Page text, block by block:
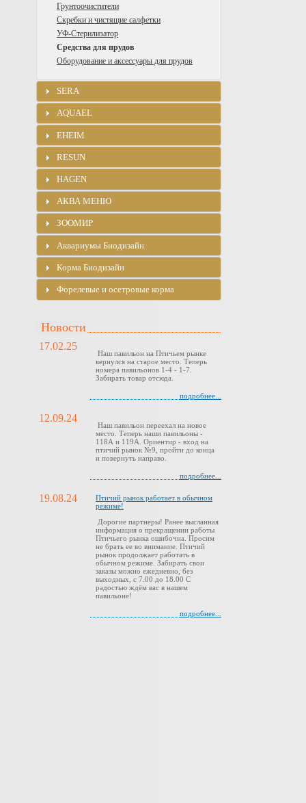
Грунтоочистители
Скребки и чистящие салфетки
УФ-Стерилизатор
Средства для прудов
Оборудование и аксессуары для прудов
SERA
AQUAEL
EHEIM
RESUN
HAGEN
АКВА МЕНЮ
ЗООМИР
Аквариумы Биодизайн
Корма Биодизайн
Форелевые и осетровые корма
Новости
17.02.25
Наш павильон на Птичьем рынке
вернулся на старое место. Теперь
номера павильонов 1-4 - 1-7.
Забирать товар отсюда.
подробнее...
12.09.24
Наш павильон переехал на новое
место. Теперь наши павильоны -
118А и 119А. Ориентир - вход на
птичий рынок №9, пройти до конца
и повернуть направо.
подробнее...
19.08.24
Птичий рынок работает в обычном
режиме!
Дорогие партнеры! Ранее высланная
информация о прекращении работы
Птичьего рынка ошибочна. Просим
не брать ее во внимание. Птичий
рынок продолжает работать в
обычном режиме. Забирать свои
заказы можно ежедневно, без
выходных, с 7.00 до 18.00 С
радостью ждём вас в нашем
павильоне!
подробнее...